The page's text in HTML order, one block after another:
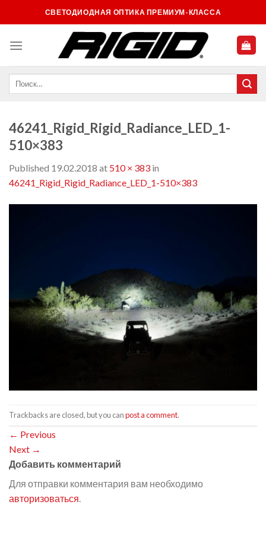
to
СВЕТОДИОДНАЯ ОПТИКА ПРЕМИУМ-КЛАССА
46241_Rigid_Rigid_Radiance_LED_1-
510×383
Published 19.02.2018 at 510 × 383 in
46241_Rigid_Rigid_Radiance_LED_1-510×383
Trackbacks are closed, but you canpost a comment.
← Previous
Next →
Добавить комментарий
Для отправки комментария вам необходимо
авторизоваться.